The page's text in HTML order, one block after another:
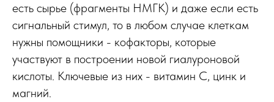
есть сырье (фрагменты НМГК) и даже если есть
сигнальный стимул, то в любом случае клеткам
нужны помощники - кофакторы, которые
участвуют в построении новой гиалуроновой
кислоты. Ключевые из них - витамин С, цинк и
магний.